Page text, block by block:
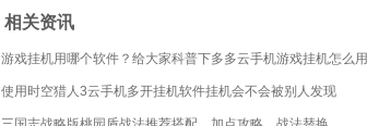
相关资讯
游戏挂机用哪个软件？给大家科普下多多云手机游戏挂机怎么用
使用时空猎人3云手机多开挂机软件挂机会不会被别人发现